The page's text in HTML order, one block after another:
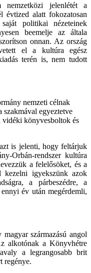
jelenlétét a
évtized alatt fokozatosan
politikai nézeteinek
beemelje az általa
onnan. Az ország
el a kultúra egész
terén is, nem tudott
nemzeti célnak
szakmával egyeztetve
vidéki könyvesboltok és
is jelenti, hogy feltárjuk
Orbán-rendszer kultúra
a felelősöket, és a
kezelni igyekszünk azok
a párbeszédre, a
év után megérdemli,
származású angol
alkotónak a Könyvhétre
a legrangosabb brit
regénye.